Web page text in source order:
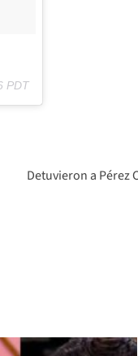
PDT
Detuvieron a Pérez